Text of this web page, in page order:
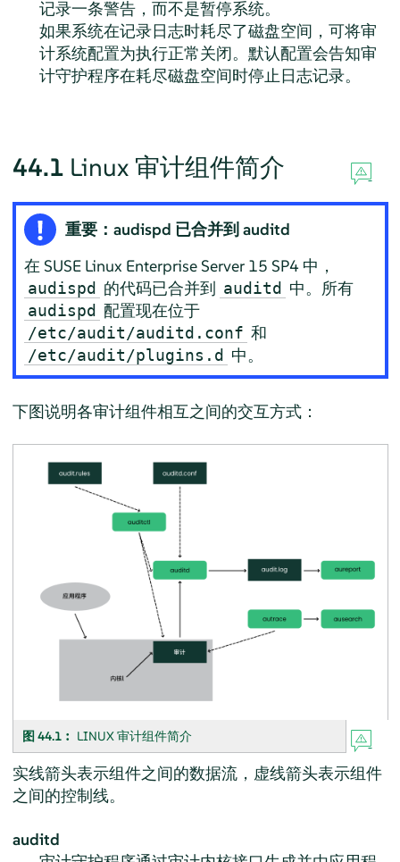
记录一条警告，而不是暂停系统。
如果系统在记录日志时耗尽了磁盘空间，可将审
计系统配置为执行正常关闭。默认配置会告知审
计守护程序在耗尽磁盘空间时停止日志记录。
44.1 Linux 审计组件简介
重要：audispd 已合并到 auditd
在 SUSE Linux Enterprise Server 15 SP4 中，
audispd 的代码已合并到 auditd 中。所有
audispd 配置现在位于
/etc/audit/auditd.conf 和
/etc/audit/plugins.d 中。
下图说明各审计组件相互之间的交互方式：
图 44.1︰ LINUX 审计组件简介
实线箭头表示组件之间的数据流，虚线箭头表示组件
之间的控制线。
auditd